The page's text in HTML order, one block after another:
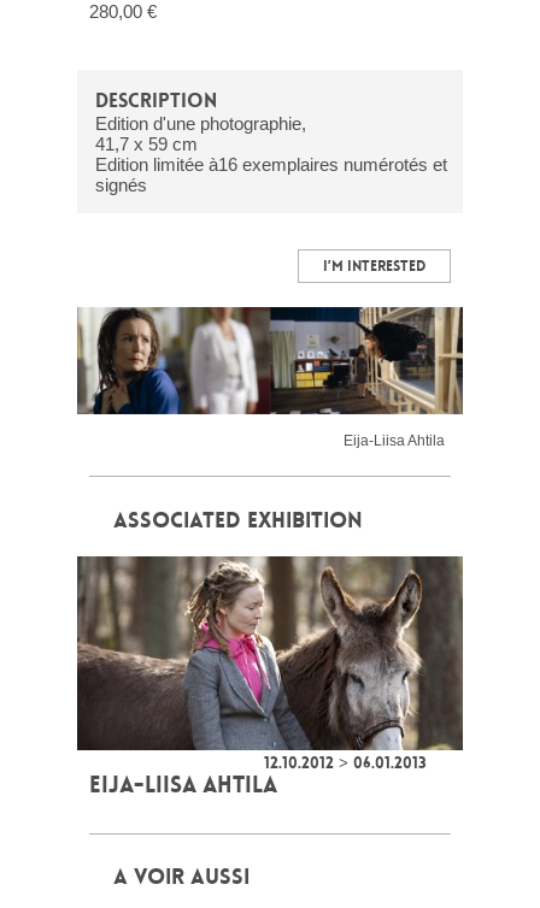
280,00 €
DESCRIPTION
Edition d'une photographie,
41,7 x 59 cm
Edition limitée à16 exemplaires numérotés et
signés
I’M INTERESTED
Eija-Liisa Ahtila
ASSOCIATED EXHIBITION
12.10.2012 > 06.01.2013
EIJA-LIISA AHTILA
A VOIR AUSSI